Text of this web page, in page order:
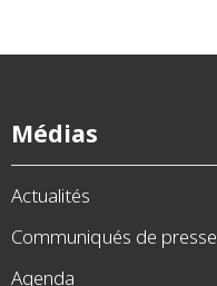
Médias
Actualités
Communiqués de presse
Agenda